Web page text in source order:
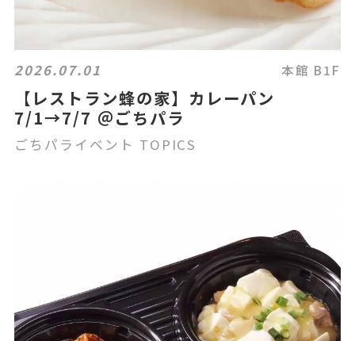
2026.07.01 本館 B1F
【レストラン蜂の家】カレーパン
7/1→7/7 ＠ごちパラ
ごちパライベント TOPICS